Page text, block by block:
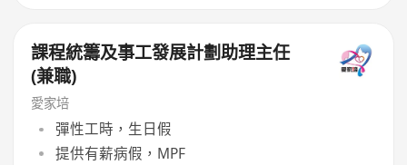
課程統籌及事工發展計劃助理主任
(兼職)
愛家培
彈性工時，生日假
提供有薪病假，MPF